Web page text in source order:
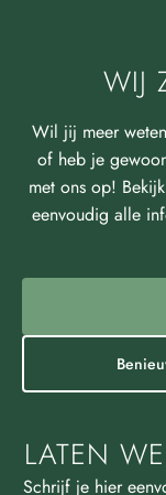
WIJ
Wil jij meer
of heb je
met ons op!
eenvoudig alle
LATEN
Schrijf je hier